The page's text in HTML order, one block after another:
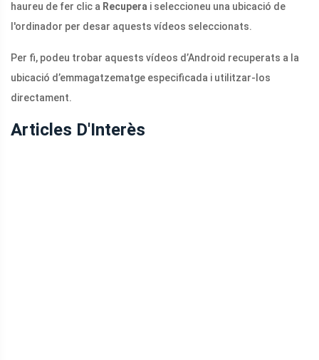
haureu de fer clic a Recupera i seleccioneu una ubicació de
l'ordinador per desar aquests vídeos seleccionats.
Per fi, podeu trobar aquests vídeos d’Android recuperats a la
ubicació d’emmagatzematge especificada i utilitzar-los
directament.
Articles D'Interès